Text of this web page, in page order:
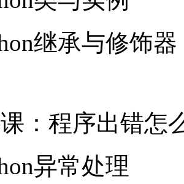
继承与修饰器
：程序出错怎
异常处理